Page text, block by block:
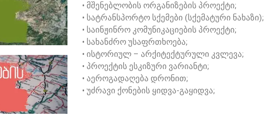
• ᲛᲨᲔᲜᲔᲑᲚᲝᲑᲘᲡ ᲝᲠᲒᲐᲜᲘᲖᲔᲑᲘᲡ ᲞᲠᲝᲔᲥᲢᲘ;
• ᲡᲐᲢᲠᲐᲜᲡᲞᲝᲠᲢᲝ ᲡᲥᲔᲛᲔᲑᲘ (ᲡᲥᲔᲛᲐᲢᲣᲠᲘ ᲜᲐᲮᲐᲖᲘ);
• ᲡᲐᲘᲜᲟᲘᲜᲠᲝ ᲙᲝᲛᲣᲜᲘᲙᲐᲪᲘᲔᲑᲘᲡ ᲞᲠᲝᲔᲥᲢᲘ;
• ᲡᲐᲮᲐᲜᲫᲠᲝ ᲣᲡᲐᲤᲠᲗᲮᲝᲔᲑᲐ;
• ᲘᲡᲢᲝᲠᲘᲣᲚ – ᲐᲠᲥᲘᲢᲔᲥᲢᲣᲠᲣᲚᲘ ᲙᲕᲚᲔᲕᲐ;
• ᲞᲠᲝᲔᲥᲢᲘᲡ ᲔᲡᲙᲘᲖᲣᲠᲘ ᲕᲐᲠᲘᲐᲜᲢᲘ;
• ᲐᲔᲠᲝᲒᲐᲓᲐᲦᲔᲑᲐ ᲓᲠᲝᲜᲘᲗ;
• ᲣᲫᲠᲐᲕᲘ ᲥᲝᲜᲔᲑᲘᲡ ᲧᲘᲓᲕᲐ-ᲒᲐᲧᲘᲓᲕᲐ;